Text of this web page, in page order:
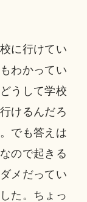
に行けてい
わかってい
うして学校
けるんだろ
でも答えは
ので起きる
メだってい
た。ちょっ